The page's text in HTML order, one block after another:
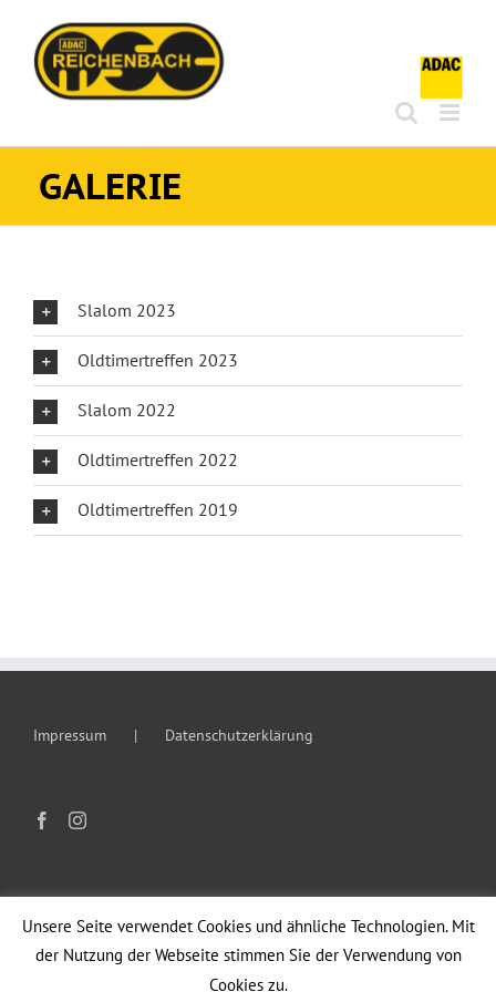
Inhalt
springen
GALERIE
Slalom 2023
Oldtimertreffen 2023
Slalom 2022
Oldtimertreffen 2022
Oldtimertreffen 2019
Impressum Datenschutzerklärung
Unsere Seite verwendet Cookies und ähnliche Technologien. Mit
der Nutzung der Webseite stimmen Sie der Verwendung von
Cookies zu.